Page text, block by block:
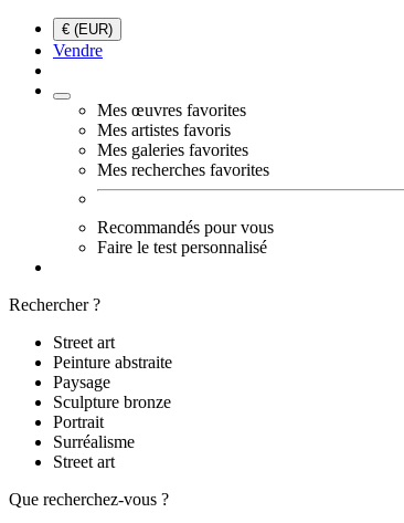
€ (EUR)
Vendre
Mes œuvres favorites
Mes artistes favoris
Mes galeries favorites
Mes recherches favorites
Recommandés pour vous
Faire le test personnalisé
Rechercher ?
Street art
Peinture abstraite
Paysage
Sculpture bronze
Portrait
Surréalisme
Street art
Que recherchez-vous ?